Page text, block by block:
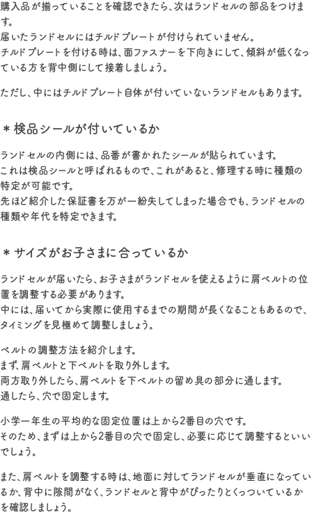
購入品が揃っていることを確認できたら、次はランドセルの部品をつけま
す。
届いたランドセルにはチルドプレートが付けられていません。
チルドプレートを付ける時は、面ファスナーを下向きにして、傾斜が低くなっ
ている方を背中側にして接着しましょう。
ただし、中にはチルドプレート自体が付いていないランドセルもあります。
＊検品シールが付いているか
ランドセルの内側には、品番が書かれたシールが貼られています。
これは検品シールと呼ばれるもので、これがあると、修理する時に種類の
特定が可能です。
先ほど紹介した保証書を万が一紛失してしまった場合でも、ランドセルの
種類や年代を特定できます。
＊サイズがお子さまに合っているか
ランドセルが届いたら、お子さまがランドセルを使えるように肩ベルトの位
置を調整する必要があります。
中には、届いてから実際に使用するまでの期間が長くなることもあるので、
タイミングを見極めて調整しましょう。
ベルトの調整方法を紹介します。
まず、肩ベルトと下ベルトを取り外します。
両方取り外したら、肩ベルトを下ベルトの留め具の部分に通します。
通したら、穴で固定します。
小学一年生の平均的な固定位置は上から2番目の穴です。
そのため、まずは上から2番目の穴で固定し、必要に応じて調整するといい
でしょう。
また、肩ベルトを調整する時は、地面に対してランドセルが垂直になってい
るか、背中に隙間がなく、ランドセルと背中がぴったりとくっついているか
を確認しましょう。